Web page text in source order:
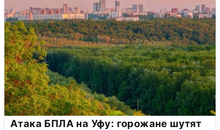
Атака БПЛА на Уфу: горожане шутят